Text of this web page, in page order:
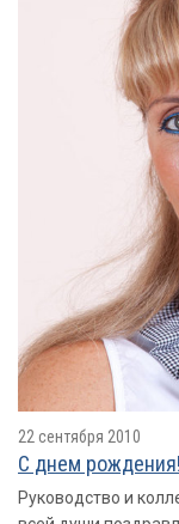
22 сентября 2010
С днем рождения!
Руководство и